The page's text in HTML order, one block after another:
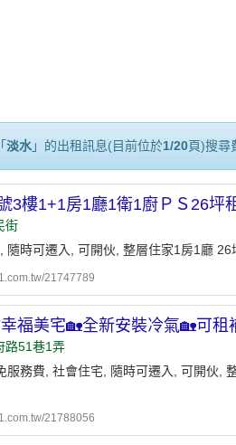
淡水」的出租訊息(目前位於1/20頁)搜尋
3樓1+1房1廳1衛1廚ＰＳ26坪
街
隨時可遷入, 可開伙, 整層住家1房1廳 26
21747789
福美宅🏡全新安裝冷氣🏡可租
路51巷1弄
服務費, 社會住宅, 隨時可遷入, 可開伙,
21788056